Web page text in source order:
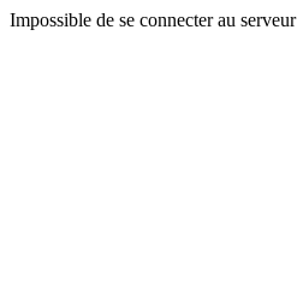
Impossible de se connecter au serveur